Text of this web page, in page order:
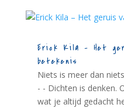
Erick Kila – Het
betekenis
Niets is meer dan
- - Dichten is denken.
wat je altijd gedacht